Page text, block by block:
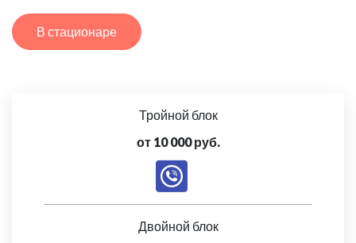
В стационаре
Тройной блок
от 10 000 руб.
Двойной блок